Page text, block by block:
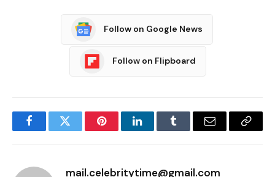
Follow on Google News
Follow on Flipboard
FacebookTwitter PinterestLinkedInTumblr Email
Copy
mail.celebritytime@gmail.com